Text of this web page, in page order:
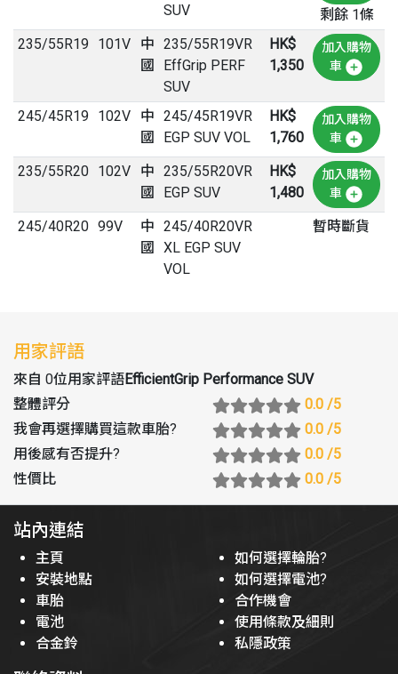
SUV
剩餘 1條
235/55R19 101V
中
國
235/55R19VR
EffGrip PERF
SUV
HK$
1,350
加入購物
車
245/45R19 102V
中
國
245/45R19VR
EGP SUV VOL
HK$
1,760
加入購物
車
235/55R20 102V
中
國
235/55R20VR
EGP SUV
HK$
1,480
加入購物
車
245/40R20 99V
中
國
245/40R20VR
XL EGP SUV
VOL
暫時斷貨
用家評語
來自 0位用家評語EfficientGrip Performance SUV
整體評分
0.0 /5
我會再選擇購買這款車胎? 0.0 /5
用後感有否提升? 0.0 /5
性價比
0.0 /5
站內連結
主頁
安裝地點
車胎
電池
合金鈴
如何選擇輪胎?
如何選擇電池?
合作機會
使用條款及細則
私隱政策